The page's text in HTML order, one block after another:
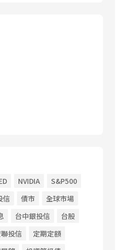
NVIDIA
S&P500
信 債市
全球市場
台中銀投信
台股
投信
定期定額